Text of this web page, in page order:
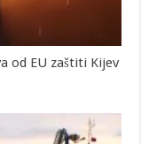
od EU zaštiti Kijev